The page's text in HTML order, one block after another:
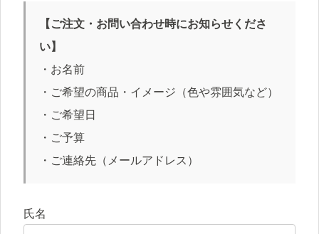
【ご注文・お問い合わせ時にお知らせくださ
い】
・お名前
・ご希望の商品・イメージ（色や雰囲気など）
・ご希望日
・ご予算
・ご連絡先（メールアドレス）
氏名